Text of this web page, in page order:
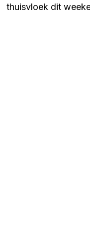
thuisvloek dit